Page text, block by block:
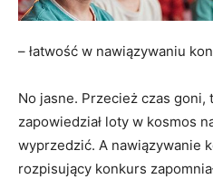
– łatwość w nawiązywaniu
No jasne. Przecież czas goni,
zapowiedział loty w kosmos
wyprzedzić. A nawiązywanie
rozpisujący konkurs